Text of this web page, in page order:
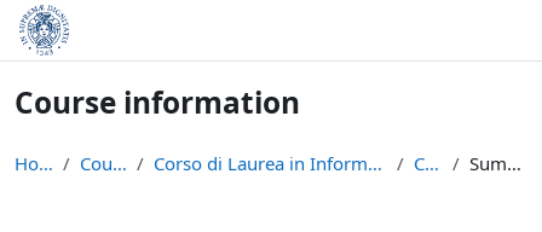
Skip to main content
Course information
Home Courses Corso di Laurea in Informatica (L-31) CN-A Summary